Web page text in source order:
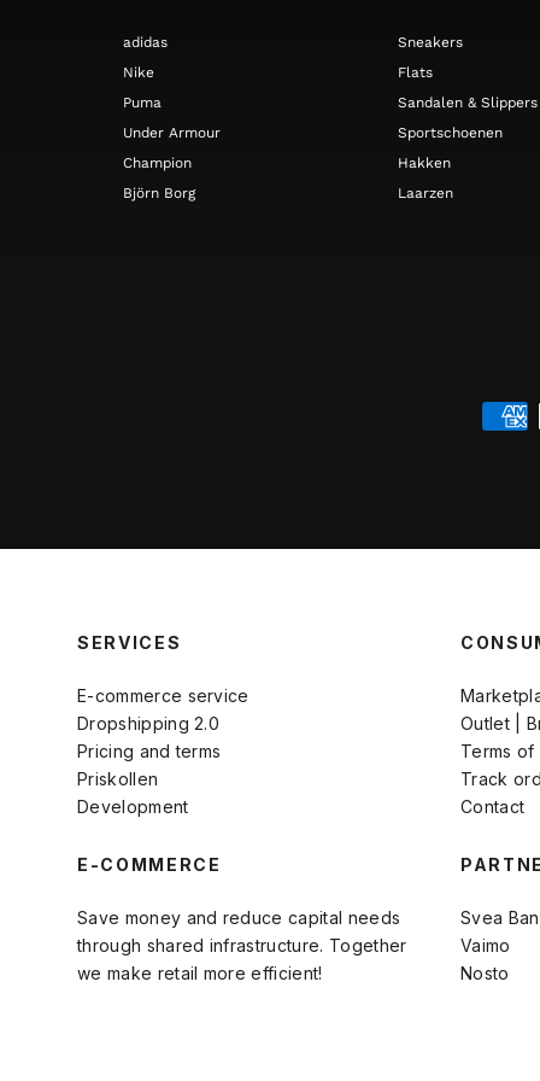
adidas
Nike
Puma
Under Armour
Champion
Björn Borg
Sneakers
Flats
Sandalen & Slippers
Sportschoenen
Hakken
Laarzen
SERVICES
E-commerce service
Dropshipping 2.0
Pricing and terms
Priskollen
Development
Outlet |
Terms of
Track
Contact
E-COMMERCE
Save money and reduce capital needs
through shared infrastructure. Together
we make retail more efficient!
Svea
Vaimo
Nosto